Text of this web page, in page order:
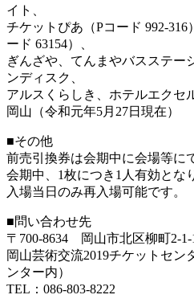
イト、
チケットぴあ（Pコード 992-
ード 63154）、
ぎんざや、てんまやバスステー
ンディスク、
アルスくらしき、ホテルエクセ
岡山（令和元年5月27日現在）
■その他
前売引換券は会期中に会場等に
会期中、1枚につき1人有効とな
入場当日のみ再入場可能です。
■問い合わせ先
〒700-8634 岡山市北区柳町2-1-
岡山芸術交流2019チケットセン
ンター内）
TEL：086-803-8222